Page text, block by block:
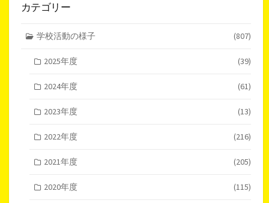
カテゴリー
学校活動の様子 (807)
2025年度 (39)
2024年度 (61)
2023年度 (13)
2022年度 (216)
2021年度 (205)
2020年度 (115)